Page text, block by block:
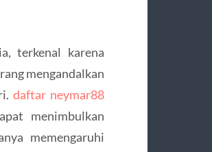
terkenal karena
mengandalkan
daftar neymar88
menimbulkan
memengaruhi